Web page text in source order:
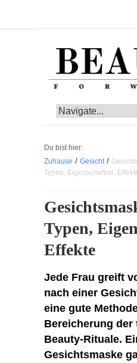
Du bist hier:
Zuhause / Gesicht /
Typen, Eigenschaften,
Typen,
Effekte
Jede Frau greift
nach einer
eine gute
Bereicherung der
Beauty-Rituale.
Gesichtsmaske